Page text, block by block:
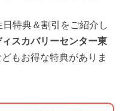
特典＆割引をご紹介し
スカバリーセンター東
どもお得な特典がありま